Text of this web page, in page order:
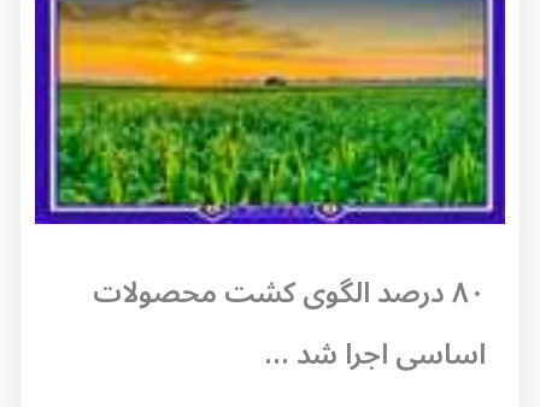
۸۰ درصد الگوی کشت محصولات
اساسی اجرا شد ...